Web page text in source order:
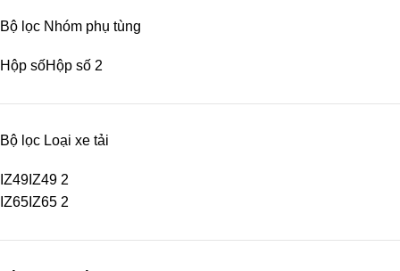
Bộ lọc Nhóm phụ tùng
Hộp sốHộp số 2
Bộ lọc Loại xe tải
IZ49 IZ49 2
IZ65 IZ65 2